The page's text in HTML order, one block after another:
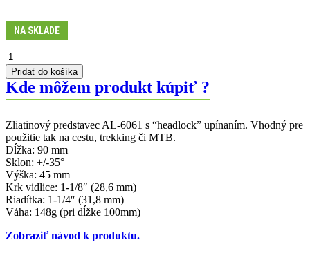
NA SKLADE
Pridať do košíka
Kde môžem produkt kúpiť ?
Zliatinový predstavec AL-6061 s “headlock” upínaním. Vhodný pre
použitie tak na cestu, trekking či MTB.
Dĺžka: 90 mm
Sklon: +/-35°
Výška: 45 mm
Krk vidlice: 1-1/8″ (28,6 mm)
Riadítka: 1-1/4″ (31,8 mm)
Váha: 148g (pri dĺžke 100mm)
Zobraziť návod k produktu.